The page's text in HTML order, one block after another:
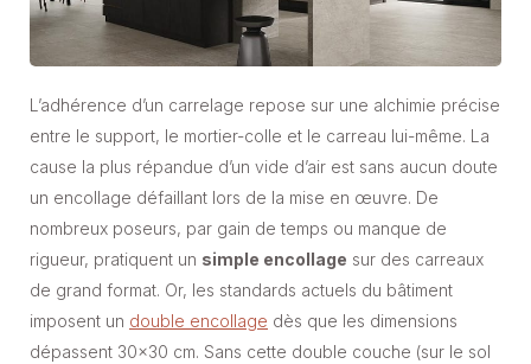
L’adhérence d’un carrelage repose sur une alchimie précise
entre le support, le mortier-colle et le carreau lui-même. La
cause la plus répandue d’un vide d’air est sans aucun doute
un encollage défaillant lors de la mise en œuvre. De
nombreux poseurs, par gain de temps ou manque de
rigueur, pratiquent un simple encollage sur des carreaux
de grand format. Or, les standards actuels du bâtiment
imposent un double encollage dès que les dimensions
dépassent 30×30 cm. Sans cette double couche (sur le sol